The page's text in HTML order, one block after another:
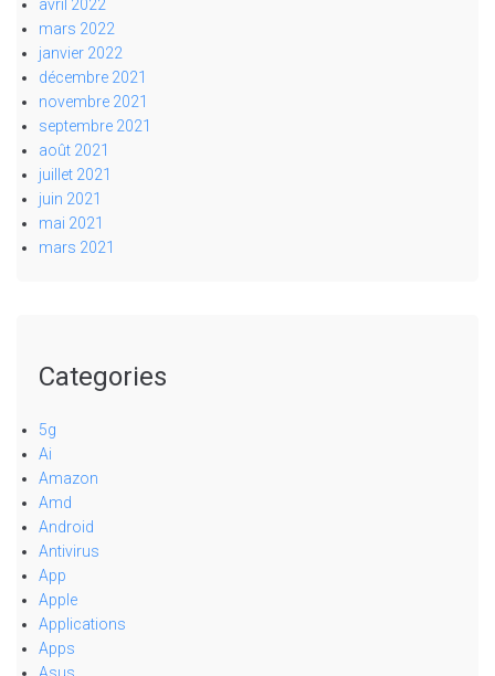
avril 2022
mars 2022
janvier 2022
décembre 2021
novembre 2021
septembre 2021
août 2021
juillet 2021
juin 2021
mai 2021
mars 2021
Categories
5g
Ai
Amazon
Amd
Android
Antivirus
App
Apple
Applications
Apps
Asus